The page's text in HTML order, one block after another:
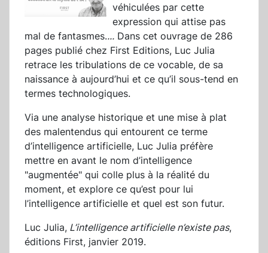
véhiculées par cette
expression qui attise pas
mal de fantasmes.... Dans cet ouvrage de 286
pages publié chez First Editions, Luc Julia
retrace les tribulations de ce vocable, de sa
naissance à aujourd’hui et ce qu’il sous-tend en
termes technologiques.
Via une analyse historique et une mise à plat
des malentendus qui entourent ce terme
d’intelligence artificielle, Luc Julia préfère
mettre en avant le nom d’intelligence
"augmentée" qui colle plus à la réalité du
moment, et explore ce qu’est pour lui
l’intelligence artificielle et quel est son futur.
Luc Julia, L’intelligence artificielle n’existe pas,
éditions First, janvier 2019.